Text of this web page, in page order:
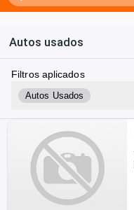
Autos usados
Filtros aplicados
Autos Usados